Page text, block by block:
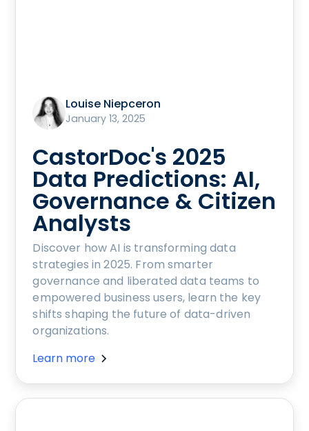
Louise Niepceron
January 13, 2025
CastorDoc's 2025
Data Predictions: AI,
Governance & Citizen
Analysts
Discover how AI is transforming data
strategies in 2025. From smarter
governance and liberated data teams to
empowered business users, learn the key
shifts shaping the future of data-driven
organizations.
Learn more